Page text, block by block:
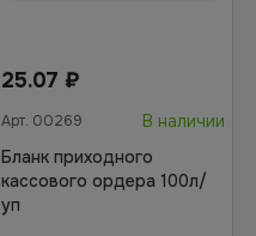
25.07 ₽
Арт. 00269
В наличии
Бланк приходного
кассового ордера 100л/
уп